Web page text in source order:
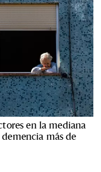
en la mediana
más de